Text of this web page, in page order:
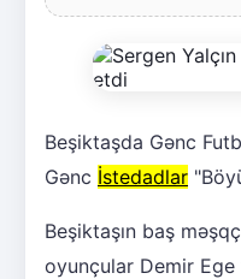
Beşiktaşda Gənc
Gənc İstedadlar
Beşiktaşın baş
oyunçular Demir